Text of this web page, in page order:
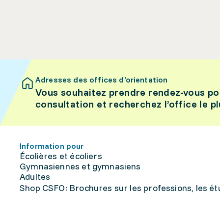
Adresses des offices d’orientation
Vous souhaitez prendre rendez-vous
consultation et recherchez l’office le
Information pour
Écolières et écoliers
Gymnasiennes et gymnasiens
Adultes
Shop CSFO: Brochures sur les professions, les